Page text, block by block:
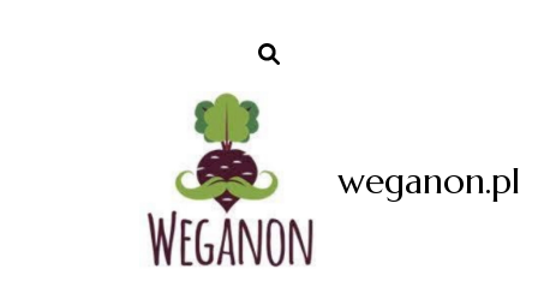
weganon.pl